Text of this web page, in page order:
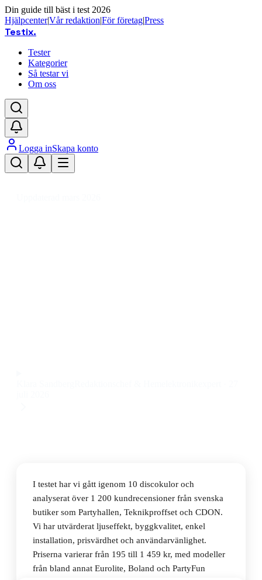
Din guide till bäst i test 2026
Hjälpcenter|Vår redaktion|För företag|Press
Testix.
Tester
Kategorier
Så testar vi
Om oss
Logga inSkapa konto
I testet har vi gått igenom 10 discokulor och
analyserat över 1 200 kundrecensioner från svenska
butiker som Partyhallen, Teknikproffset och CDON.
Vi har utvärderat ljuseffekt, byggkvalitet, enkel
installation, prisvärdhet och användarvänlighet.
Priserna varierar från 195 till 1 459 kr, med modeller
från bland annat Eurolite, Boland och PartyFun